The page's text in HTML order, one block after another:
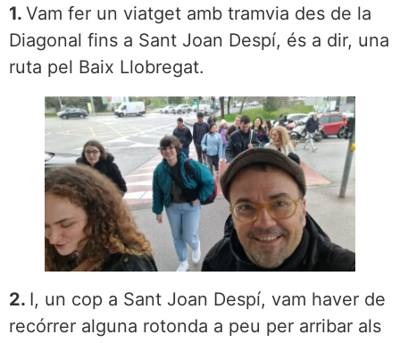
1. Vam fer un viatget amb tramvia des de la
Diagonal fins a Sant Joan Despí, és a dir, una
ruta pel Baix Llobregat.
2. I, un cop a Sant Joan Despí, vam haver de
recórrer alguna rotonda a peu per arribar als